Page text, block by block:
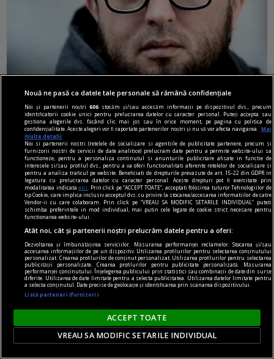
contraintuiția
De ce n-avea Navalnîi șapcă?
Dar trebuie să îi dăm societății ruse credit că
măcar a încercat. Sacrificiul lui Navalnîi e dovada.
Teodor TIŢĂ
la răscruce de gînduri
Nouă ne pasă ca datele tale personale să rămână confidențiale
Noi și partenerii noștri606 stocăm și/sau accesăm informații pe dispozitivul dvs., precum
identificatorii cookie unici pentru prelucrarea datelor cu caracter personal. Puteți accepta sau
gestiona alegerile dvs. făcând clic mai jos sau în orice moment, pe pagina cu politica de
confidențialitate. Aceste alegeri vor fi raportate partenerilor noștri și nu vă vor afecta navigarea.
Mai
multe detalii
Noi si partenerii nostri (retelele de socializare si agentiile de publicitate partenere, precum si
furnizorii nostri de servicii de date analitice) prelucram date pentru a permite website-ului sa
functioneze, pentru a personaliza continutul si anunturile publicitare afisate in functie de
interesele si/sau profilul dvs., pentru a va oferi functionalitati aferente retelelor de socializare si
pentru a analiza traficul pe website. Beneficiati de drepturile prevazute de art. 15-22 din GDPR in
legatura cu prelucrarea datelor cu caracter personal. Aceste drepturi pot fi exercitate prin
modalitatea indicataaici
. Prin click pe “ACCEPT TOATE”, acceptati folosirea tuturor Tehnologiilor de
tip Cookie, care implica inclusiv acceptul dvs. cu privire la stocarea/accesarea informatiilor de catre
Vendor-ii cu care colaboram. Prin click pe “VREAU SA MODIFIC SETARILE INDIVIDUAL” puteti
schimba preferintele in mod individual, mai putin cele legate de cookie strict necesare pentru
functionarea website-ului.
Atât noi, cât și partenerii noștri prelucrăm datele pentru a oferi:
Dezvoltarea și îmbunătățirea serviciilor. Măsurarea performanței reclamelor. Stocarea și/sau
accesarea informațiilor de pe un dispozitiv. Utilizarea profilurilor pentru selectarea conținutului
personalizat. Crearea profilurilor de conținut personalizat. Utilizarea profilurilor pentru selectarea
publicității personalizate. Crearea profilurilor pentru publicitate personalizată. Măsurarea
performanței conținutului. Înțelegerea publicului prin statistici sau combinații de date din surse
diferite. Utilizarea de date limitate pentru a selecta publicitatea. Utilizarea datelor limitate pentru
a selecta conținutul. Date precise de geolocație și identificarea prin scanarea dispozitivului.
Listă parteneri (furnizori)
ACCEPT TOATE
VREAU SA MODIFIC SETARILE INDIVIDUAL